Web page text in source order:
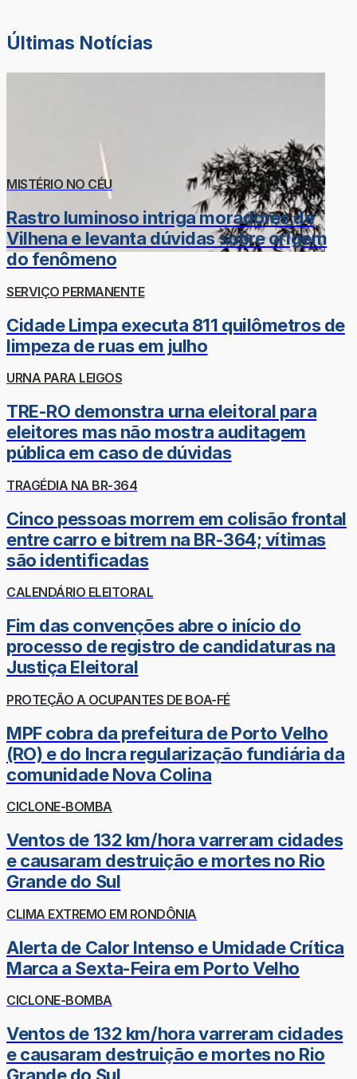
Últimas Notícias
MISTÉRIO NO CÉU
Rastro luminoso intriga moradores de
Vilhena e levanta dúvidas sobre origem
do fenômeno
SERVIÇO PERMANENTE
Cidade Limpa executa 811 quilômetros de
limpeza de ruas em julho
URNA PARA LEIGOS
TRE-RO demonstra urna eleitoral para
eleitores mas não mostra auditagem
pública em caso de dúvidas
TRAGÉDIA NA BR-364
Cinco pessoas morrem em colisão frontal
entre carro e bitrem na BR-364; vítimas
são identificadas
CALENDÁRIO ELEITORAL
Fim das convenções abre o início do
processo de registro de candidaturas na
Justiça Eleitoral
PROTEÇÃO A OCUPANTES DE BOA-FÉ
MPF cobra da prefeitura de Porto Velho
(RO) e do Incra regularização fundiária da
comunidade Nova Colina
CICLONE-BOMBA
Ventos de 132 km/hora varreram cidades
e causaram destruição e mortes no Rio
Grande do Sul
CLIMA EXTREMO EM RONDÔNIA
Alerta de Calor Intenso e Umidade Crítica
Marca a Sexta-Feira em Porto Velho
CICLONE-BOMBA
Ventos de 132 km/hora varreram cidades
e causaram destruição e mortes no Rio